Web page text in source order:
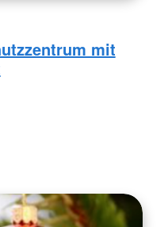
mit